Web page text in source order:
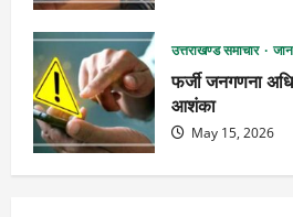
उत्तराखण्ड समाचार
फर्जी जनगणना
आशंका
May 15, 2026